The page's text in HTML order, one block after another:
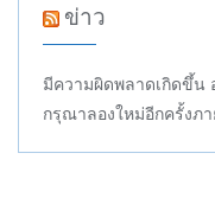
ข่าว
มีความผิดพลาดเกิดขึ้น
กรุณาลองใหม่อีกครั้งภ